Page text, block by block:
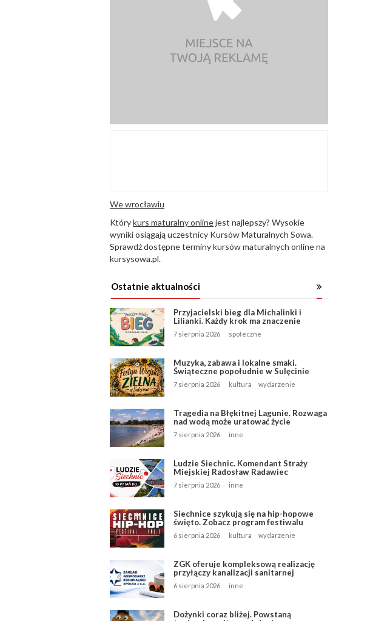
We wrocławiu
Którykurs maturalny onlinejest najlepszy? Wysokie
wyniki osiągają uczestnicy Kursów Maturalnych Sowa.
Sprawdź dostępne terminy kursów maturalnych online na
kursysowa.pl.
Ostatnie aktualności
Przyjacielski bieg dla Michalinki i
Lilianki. Każdy krok ma znaczenie
7 sierpnia 2026 społeczne
Muzyka, zabawa i lokalne smaki.
Świąteczne popołudnie w Sulęcinie
7 sierpnia 2026 kultura wydarzenie
Tragedia na Błękitnej Lagunie. Rozwaga
nad wodą może uratować życie
7 sierpnia 2026 inne
Ludzie Siechnic. Komendant Straży
Miejskiej Radosław Radawiec
7 sierpnia 2026 inne
Siechnice szykują się na hip-hopowe
święto. Zobacz program festiwalu
6 sierpnia 2026 kultura wydarzenie
ZGK oferuje kompleksową realizację
przyłączy kanalizacji sanitarnej
6 sierpnia 2026 inne
Dożynki coraz bliżej. Powstaną